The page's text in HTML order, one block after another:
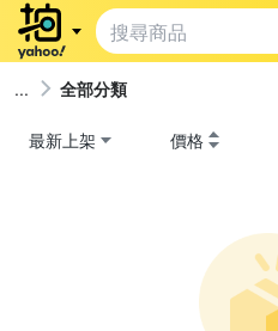
全部分類
最新上架 價格